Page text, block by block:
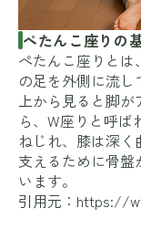
ぺたんこ座りの
ぺたんこ座りと
の足を外側に流し
上から見ると脚が
ら、W座りと呼
ねじれ、膝は深
支えるために骨
います。
引用元： https://